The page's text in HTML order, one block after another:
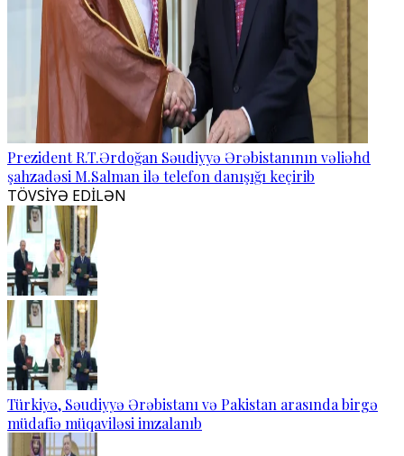
Prezident R.T.Ərdoğan Səudiyyə Ərəbistanının vəliəhd
şahzadəsi M.Salman ilə telefon danışığı keçirib
TÖVSİYƏ EDİLƏN
Türkiyə, Səudiyyə Ərəbistanı və Pakistan arasında birgə
müdafiə müqaviləsi imzalanıb